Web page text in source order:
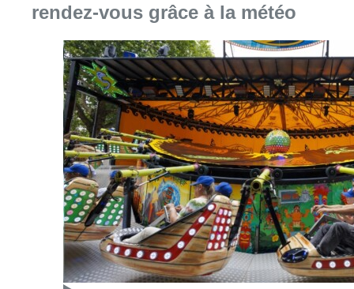
rendez-vous grâce à la météo